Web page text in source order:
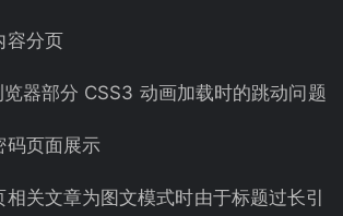
容分页
览器部分 CSS3 动画加载时的跳动问题
码页面展示
关文章为图文模式时由于标题过长引